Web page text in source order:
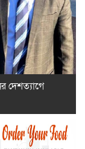
দেশত্যাগে